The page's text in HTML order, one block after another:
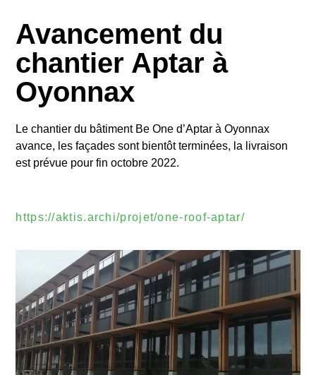
Avancement du
chantier Aptar à
Oyonnax
Le chantier du bâtiment Be One d’Aptar à Oyonnax
avance, les façades sont bientôt terminées, la livraison
est prévue pour fin octobre 2022.
https://aktis.archi/projet/one-roof-aptar/